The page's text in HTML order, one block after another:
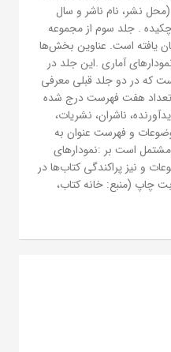
(محل نشر، نام ناشر و سال
. جلد سوم از مجموعه
یافته است. عناوین بخش‌ها
آماری .این جلد در
که در دو جلد قبلی معرفی
هفت فهرست درج شده
ناشران، نشریات،
و فهرست عنوان به
است بر :نمودارهای
و نیز پراکندگی کتاب‌ها در
چاپ (منبع: خانه کتاب،